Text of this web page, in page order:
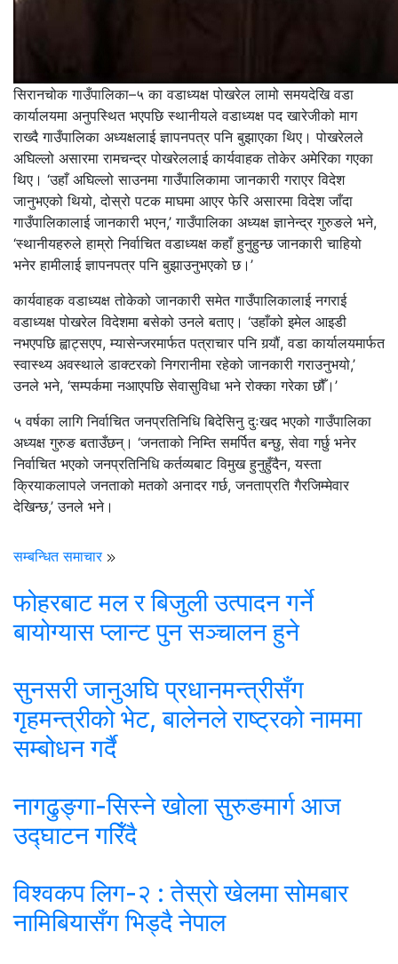
सिरानचोक गाउँपालिका–५ का वडाध्यक्ष पोखरेल लामो समयदेखि वडा
कार्यालयमा अनुपस्थित भएपछि स्थानीयले वडाध्यक्ष पद खारेजीको माग
राख्दै गाउँपालिका अध्यक्षलाई ज्ञापनपत्र पनि बुझाएका थिए। पोखरेलले
अघिल्लो असारमा रामचन्द्र पोखरेललाई कार्यवाहक तोकेर अमेरिका गएका
थिए। ‘उहाँ अघिल्लो साउनमा गाउँपालिकामा जानकारी गराएर विदेश
जानुभएको थियो, दोस्रो पटक माघमा आएर फेरि असारमा विदेश जाँदा
गाउँपालिकालाई जानकारी भएन,’ गाउँपालिका अध्यक्ष ज्ञानेन्द्र गुरुङले भने,
‘स्थानीयहरुले हाम्रो निर्वाचित वडाध्यक्ष कहाँ हुनुहुन्छ जानकारी चाहियो
भनेर हामीलाई ज्ञापनपत्र पनि बुझाउनुभएको छ।’
कार्यवाहक वडाध्यक्ष तोकेको जानकारी समेत गाउँपालिकालाई नगराई
वडाध्यक्ष पोखरेल विदेशमा बसेको उनले बताए। ‘उहाँको इमेल आइडी
नभएपछि ह्वाट्सएप, म्यासेन्जरमार्फत पत्राचार पनि गर्‍यौं, वडा कार्यालयमार्फत
स्वास्थ्य अवस्थाले डाक्टरको निगरानीमा रहेको जानकारी गराउनुभयो,’
उनले भने, ‘सम्पर्कमा नआएपछि सेवासुविधा भने रोक्का गरेका छौँ।’
५ वर्षका लागि निर्वाचित जनप्रतिनिधि बिदेसिनु दुःखद भएको गाउँपालिका
अध्यक्ष गुरुङ बताउँछन्। ‘जनताको निम्ति समर्पित बन्छु, सेवा गर्छु भनेर
निर्वाचित भएको जनप्रतिनिधि कर्तव्यबाट विमुख हुनुहुँदैन, यस्ता
क्रियाकलापले जनताको मतको अनादर गर्छ, जनताप्रति गैरजिम्मेवार
देखिन्छ,’ उनले भने।
सम्बन्धित समाचार
फोहरबाट मल र बिजुली उत्पादन गर्ने
बायोग्यास प्लान्ट पुन सञ्चालन हुने
सुनसरी जानुअघि प्रधानमन्त्रीसँग
गृहमन्त्रीको भेट, बालेनले राष्ट्रको नाममा
सम्बोधन गर्दै
नागढुङ्गा-सिस्ने खोला सुरुङमार्ग आज
उद्घाटन गरिँदै
विश्वकप लिग-२ : तेस्रो खेलमा सोमबार
नामिबियासँग भिड्दै नेपाल